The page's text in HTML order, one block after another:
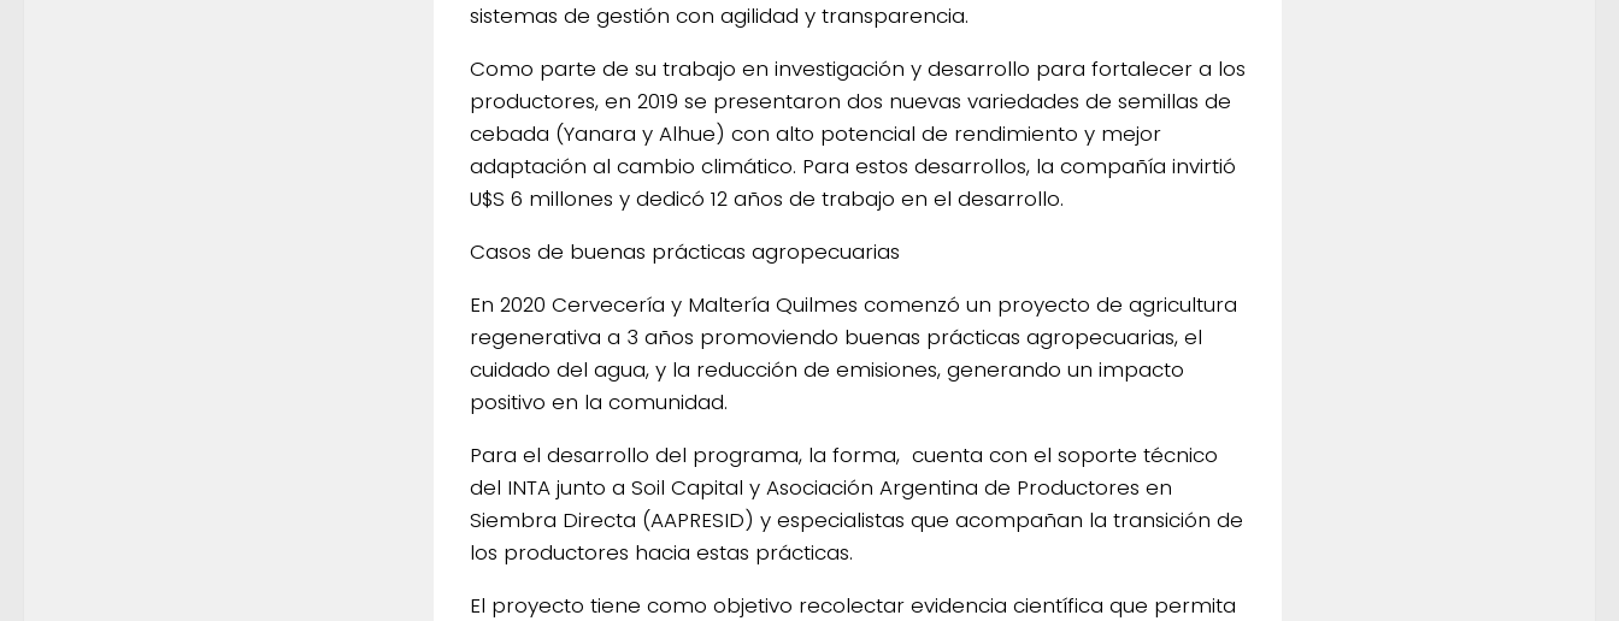
sistemas de gestión con agilidad y transparencia.
Como parte de su trabajo en investigación y desarrollo para fortalecer a los
productores, en 2019 se presentaron dos nuevas variedades de semillas de
cebada (Yanara y Alhue) con alto potencial de rendimiento y mejor
adaptación al cambio climático. Para estos desarrollos, la compañía invirtió
U$S 6 millones y dedicó 12 años de trabajo en el desarrollo.
Casos de buenas prácticas agropecuarias
En 2020 Cervecería y Maltería Quilmes comenzó un proyecto de agricultura
regenerativa a 3 años promoviendo buenas prácticas agropecuarias, el
cuidado del agua, y la reducción de emisiones, generando un impacto
positivo en la comunidad.
Para el desarrollo del programa, la forma, cuenta con el soporte técnico
del INTA junto a Soil Capital y Asociación Argentina de Productores en
Siembra Directa (AAPRESID) y especialistas que acompañan la transición de
los productores hacia estas prácticas.
El proyecto tiene como objetivo recolectar evidencia científica que permita